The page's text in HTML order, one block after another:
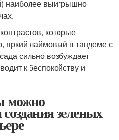
наиболее выигрышно
которые
яркий лаймовый в тандеме с
сильно возбуждает
к беспокойству и
можно
зеленых